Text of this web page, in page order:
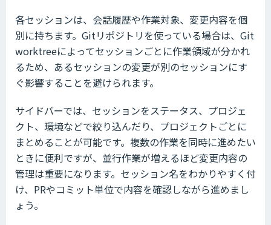
各セッションは、会話履歴や作業対象、変更内容を個
別に持ちます。Gitリポジトリを使っている場合は、Git
worktreeによってセッションごとに作業領域が分かれ
るため、あるセッションの変更が別のセッションにす
ぐ影響することを避けられます。
サイドバーでは、セッションをステータス、プロジェ
クト、環境などで絞り込んだり、プロジェクトごとに
まとめることが可能です。複数の作業を同時に進めたい
ときに便利ですが、並行作業が増えるほど変更内容の
管理は重要になります。セッション名をわかりやすく付
け、PRやコミット単位で内容を確認しながら進めまし
ょう。